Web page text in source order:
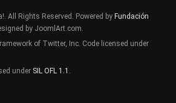
All Rights Reserved. Powered by Fundación
by JoomlArt.com.
of Twitter, Inc. Code licensed under
under SIL OFL 1.1 .